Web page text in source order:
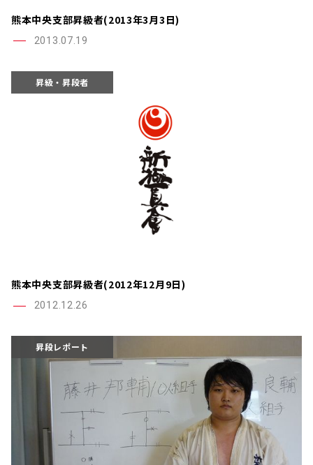
熊本中央支部昇級者(2013年3月3日)
2013.07.19
昇級・昇段者
熊本中央支部昇級者(2012年12月9日)
2012.12.26
昇段レポート